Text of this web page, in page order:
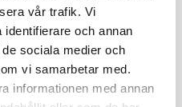
vår trafik. Vi
och annan
sociala medier och
vi samarbetar med.
informationen med annan